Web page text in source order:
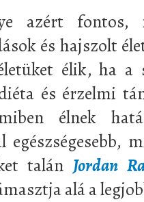
azért
és hajszolt
élik, ha a
és érzelmi
élnek
egészségesebb,
talán Jordan
alá a